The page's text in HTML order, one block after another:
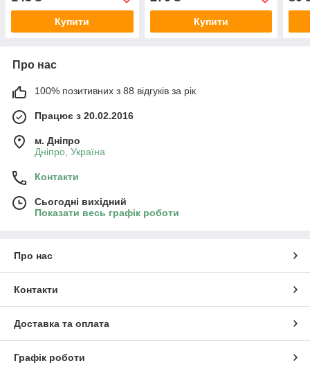
Купити Купити
Про нас
100% позитивних з 88 відгуків за рік
Працює з 20.02.2016
м. Дніпро
Дніпро, Україна
Контакти
Сьогодні вихідний
Показати весь графік роботи
Про нас
Контакти
Доставка та оплата
Графік роботи